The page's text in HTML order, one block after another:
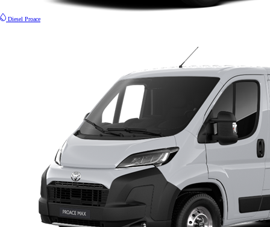
Diesel Proace